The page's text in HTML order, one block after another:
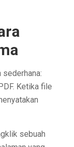
Ketika file
sebuah